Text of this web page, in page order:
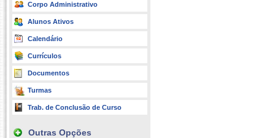
Corpo Administrativo
Alunos Ativos
Calendário
Currículos
Documentos
Turmas
Trab. de Conclusão de Curso
Outras Opções